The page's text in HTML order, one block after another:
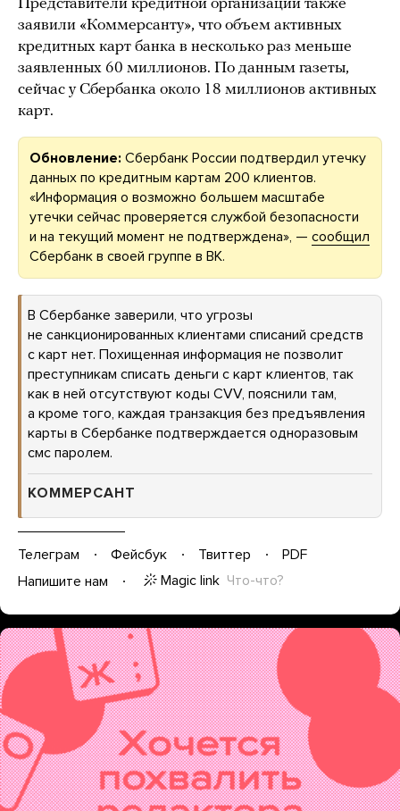
Представители кредитной организации также
заявили «Коммерсанту», что объем активных
кредитных карт банка в несколько раз меньше
заявленных 60 миллионов. По данным газеты,
сейчас у Сбербанка около 18 миллионов активных
карт.
Обновление: Сбербанк России подтвердил утечку
данных по кредитным картам 200 клиентов.
«Информация о возможно большем масштабе
утечки сейчас проверяется службой безопасности
и на текущий момент не подтверждена», — сообщил
Сбербанк в своей группе в ВК.
В Сбербанке заверили, что угрозы
не санкционированных клиентами списаний средств
с карт нет. Похищенная информация не позволит
преступникам списать деньги с карт клиентов, так
как в ней отсутствуют коды CVV, пояснили там,
а кроме того, каждая транзакция без предъявления
карты в Сбербанке подтверждается одноразовым
смс паролем.
КОММЕРСАНТ
Телеграм Фейсбук Твиттер
PDF
Напишите нам
Magic link Что-что?